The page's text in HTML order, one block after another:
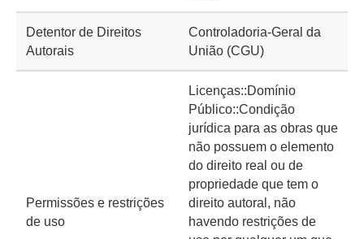
Detentor de Direitos
Autorais
Controladoria-Geral da
União (CGU)
Permissões e restrições
de uso
Licenças::Domínio
Público::Condição
jurídica para as obras que
não possuem o elemento
do direito real ou de
propriedade que tem o
direito autoral, não
havendo restrições de